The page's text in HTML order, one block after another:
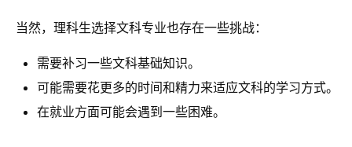
当然，理科生选择文科专业也存在一些挑战：
需要补习一些文科基础知识。
可能需要花更多的时间和精力来适应文科的学习方式。
在就业方面可能会遇到一些困难。